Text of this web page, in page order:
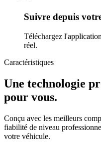
Suivre depuis
Téléchargez
réel.
Caractéristiques
Une technologie
pour vous.
Conçu avec les meilleurs
fiabilité de niveau
votre véhicule.